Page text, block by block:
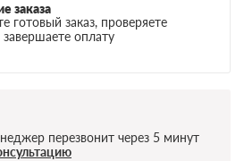
заказа
готовый заказ, проверяете
завершаете оплату
перезвонит через 5 минут